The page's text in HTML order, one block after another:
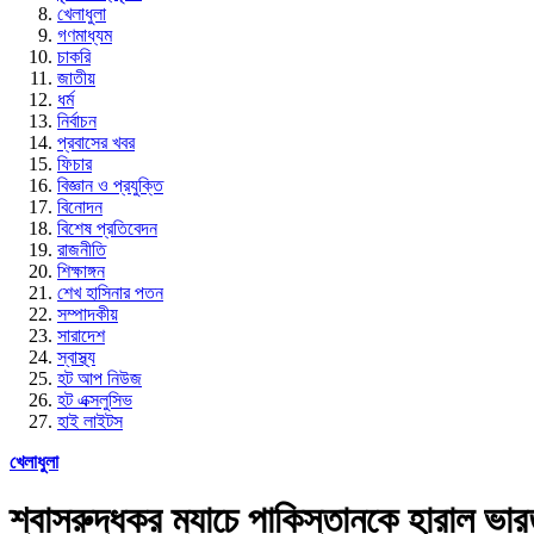
খেলাধুলা
গণমাধ্যম
চাকরি
জাতীয়
ধর্ম
নির্বাচন
প্রবাসের খবর
ফিচার
বিজ্ঞান ও প্রযুক্তি
বিনোদন
বিশেষ প্রতিবেদন
রাজনীতি
শিক্ষাঙ্গন
শেখ হাসিনার পতন
সম্পাদকীয়
সারাদেশ
স্বাস্থ্য
হট আপ নিউজ
হট এক্সলুসিভ
হাই লাইটস
খেলাধুলা
শ্বাসরুদ্ধকর ম্যাচে পাকিস্তানকে হারাল